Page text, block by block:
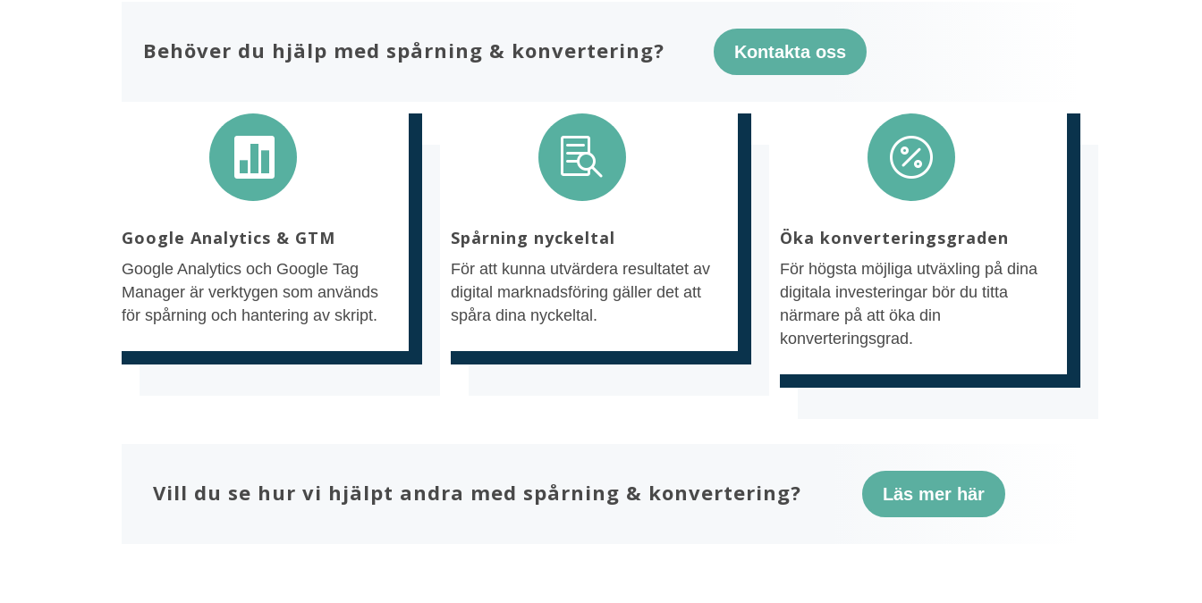
Behöver du hjälp med spårning & konvertering? Kontakta oss

Google Analytics & GTM
Google Analytics och Google Tag
Manager är verktygen som används
för spårning och hantering av skript.

Spårning nyckeltal
För att kunna utvärdera resultatet av
digital marknadsföring gäller det att
spåra dina nyckeltal.

Öka konverteringsgraden
För högsta möjliga utväxling på dina
digitala investeringar bör du titta
närmare på att öka din
konverteringsgrad.
Vill du se hur vi hjälpt andra med spårning & konvertering? Läs mer här